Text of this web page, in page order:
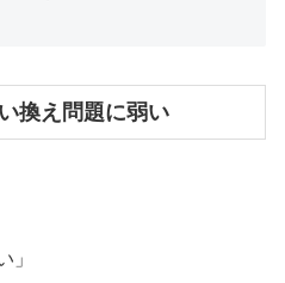
換え問題に弱い
」